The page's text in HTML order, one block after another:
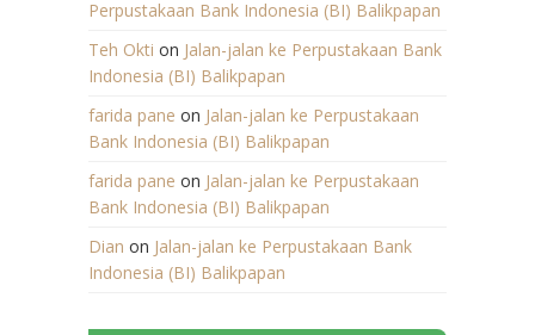
Perpustakaan Bank Indonesia (BI) Balikpapan
Teh Okti on Jalan-jalan ke Perpustakaan Bank
Indonesia (BI) Balikpapan
farida pane on Jalan-jalan ke Perpustakaan
Bank Indonesia (BI) Balikpapan
farida pane on Jalan-jalan ke Perpustakaan
Bank Indonesia (BI) Balikpapan
Dian on Jalan-jalan ke Perpustakaan Bank
Indonesia (BI) Balikpapan